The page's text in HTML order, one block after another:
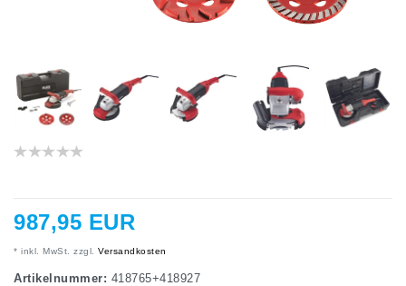
987,95 EUR
* inkl. MwSt. zzgl. Versandkosten
Artikelnummer: 418765+418927